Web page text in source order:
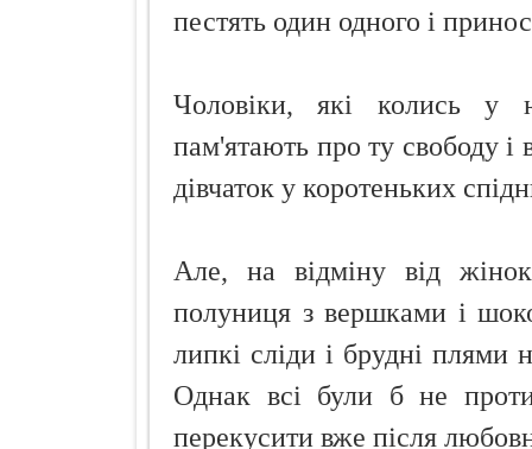
пестять один одного і
Чоловіки, які колись у
пам'ятають про ту свободу
дівчаток у коротеньких
Але, на відміну від
полуниця з вершками і
липкі сліди і брудні плями
Однак всі були б не
перекусити вже після